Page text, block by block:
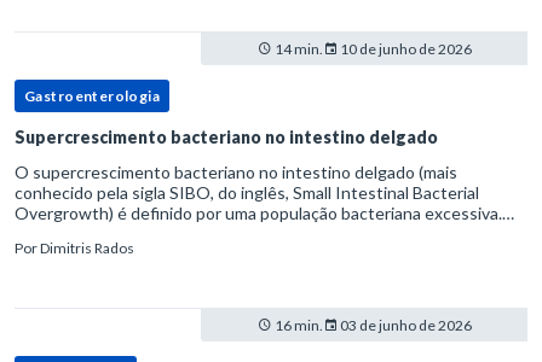
14 min. 10 de junho de 2026
Gastroenterologia
Supercrescimento bacteriano no intestino delgado
O supercrescimento bacteriano no intestino delgado (mais
conhecido pela sigla SIBO, do inglês, Small Intestinal Bacterial
Overgrowth) é definido por uma população bacteriana excessiva.
PorDimitris Rados
16 min. 03 de junho de 2026